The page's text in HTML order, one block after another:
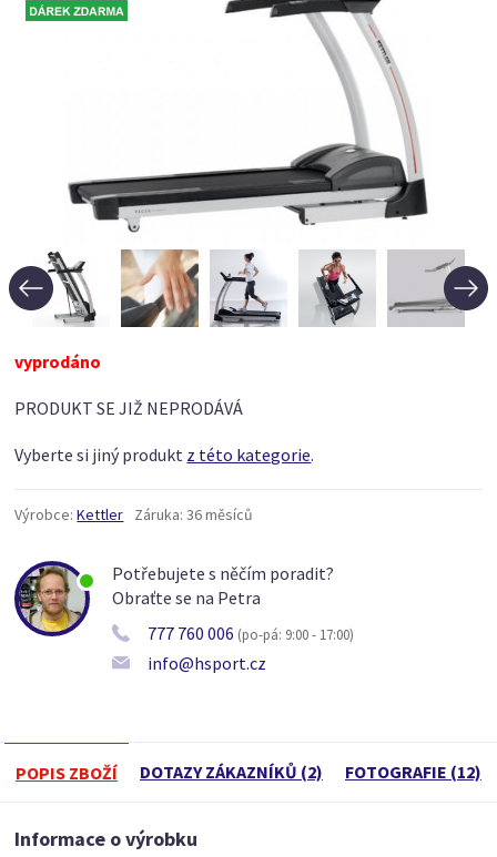
vyprodáno
PRODUKT SE JIŽ NEPRODÁVÁ
Vyberte si jiný produkt z této kategorie.
Výrobce: Kettler Záruka: 36 měsíců
Potřebujete s něčím poradit?
Obraťte se na Petra
777 760 006 (po-pá: 9:00 - 17:00)
info@hsport.cz
POPIS ZBOŽÍ DOTAZY ZÁKAZNÍKŮ (2) FOTOGRAFIE (12)
Informace o výrobku